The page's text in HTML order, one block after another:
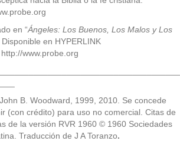
en “Ángeles: Los Buenos, Los Malos y Los
en HYPERLINK
http://www.probe.org
B. Woodward, 1999, 2010. Se concede
(con crédito) para uso no comercial. Citas de
de la versión RVR 1960 © 1960 Sociedades
Traducción de J A Toranzo.